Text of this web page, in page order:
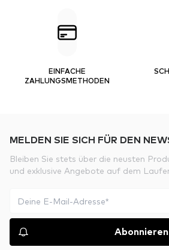
EINFACHE
ZAHLUNGSMETHODEN
MELDEN SIE SICH FÜR DEN
Bleiben Sie stets über die neusten
und exklusive Angebote auf dem
Abonnieren